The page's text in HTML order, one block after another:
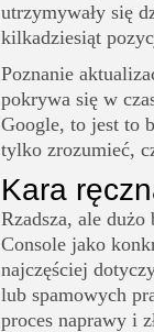
utrzymywały się
kilkadziesiąt
Poznanie
pokrywa się w
Google, to jest to
tylko zrozumieć,
Kara
Rzadsza, ale
Console jako
najczęściej
lub spamowych
proces naprawy i